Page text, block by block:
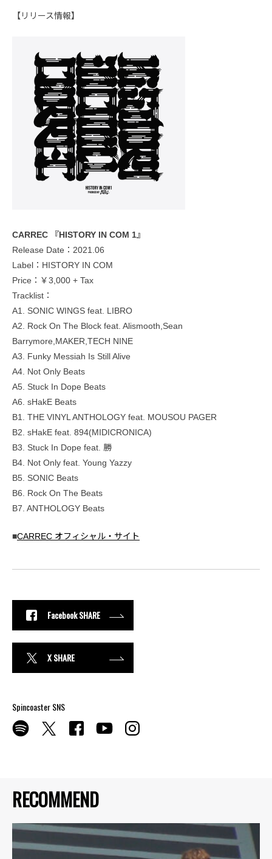
RECOMMEND
【リリース情報】
CARREC 『HISTORY IN COM 1』
Release Date：2021.06
Label：HISTORY IN COM
Price：￥3,000 + Tax
Tracklist：
A1. SONIC WINGS feat. LIBRO
A2. Rock On The Block feat. Alismooth,Sean
Barrymore,MAKER,TECH NINE
A3. Funky Messiah Is Still Alive
A4. Not Only Beats
A5. Stuck In Dope Beats
A6. sHakE Beats
B1. THE VINYL ANTHOLOGY feat. MOUSOU PAGER
B2. sHakE feat. 894(MIDICRONICA)
B3. Stuck In Dope feat. 勝
B4. Not Only feat. Young Yazzy
B5. SONIC Beats
B6. Rock On The Beats
B7. ANTHOLOGY Beats
■CARREC オフィシャル・サイト
Facebook SHARE
X SHARE
Spincoaster SNS